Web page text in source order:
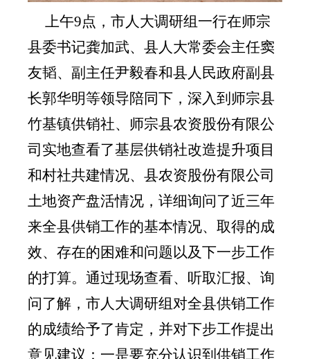
上午9点，市人大调研组一行在师宗
县委书记龚加武、县人大常委会主任窦
友韬、副主任尹毅春和县人民政府副县
长郭华明等领导陪同下，深入到师宗县
竹基镇供销社、师宗县农资股份有限公
司实地查看了基层供销社改造提升项目
和村社共建情况、县农资股份有限公司
土地资产盘活情况，详细询问了近三年
来全县供销工作的基本情况、取得的成
效、存在的困难和问题以及下一步工作
的打算。通过现场查看、听取汇报、询
问了解，市人大调研组对全县供销工作
的成绩给予了肯定，并对下步工作提出
意见建议： 一是要充分认识到供销工作